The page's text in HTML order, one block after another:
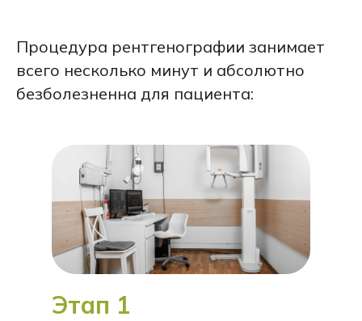
Процедура рентгенографии занимает
всего несколько минут и абсолютно
безболезненна для пациента:
Этап 1